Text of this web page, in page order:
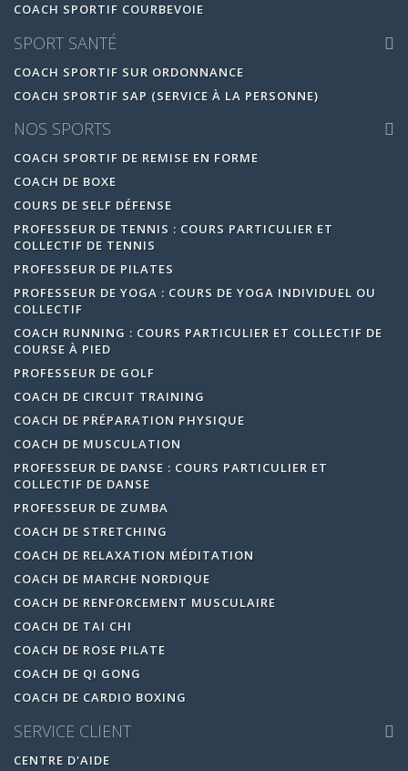
COACH SPORTIF COURBEVOIE
SPORT SANTÉ
COACH SPORTIF SUR ORDONNANCE
COACH SPORTIF SAP (SERVICE À LA PERSONNE)
NOS SPORTS
COACH SPORTIF DE REMISE EN FORME
COACH DE BOXE
COURS DE SELF DÉFENSE
PROFESSEUR DE TENNIS : COURS PARTICULIER ET
COLLECTIF DE TENNIS
PROFESSEUR DE PILATES
PROFESSEUR DE YOGA : COURS DE YOGA INDIVIDUEL OU
COLLECTIF
COACH RUNNING : COURS PARTICULIER ET COLLECTIF DE
COURSE À PIED
PROFESSEUR DE GOLF
COACH DE CIRCUIT TRAINING
COACH DE PRÉPARATION PHYSIQUE
COACH DE MUSCULATION
PROFESSEUR DE DANSE : COURS PARTICULIER ET
COLLECTIF DE DANSE
PROFESSEUR DE ZUMBA
COACH DE STRETCHING
COACH DE RELAXATION MÉDITATION
COACH DE MARCHE NORDIQUE
COACH DE RENFORCEMENT MUSCULAIRE
COACH DE TAI CHI
COACH DE ROSE PILATE
COACH DE QI GONG
COACH DE CARDIO BOXING
SERVICE CLIENT
CENTRE D'AIDE